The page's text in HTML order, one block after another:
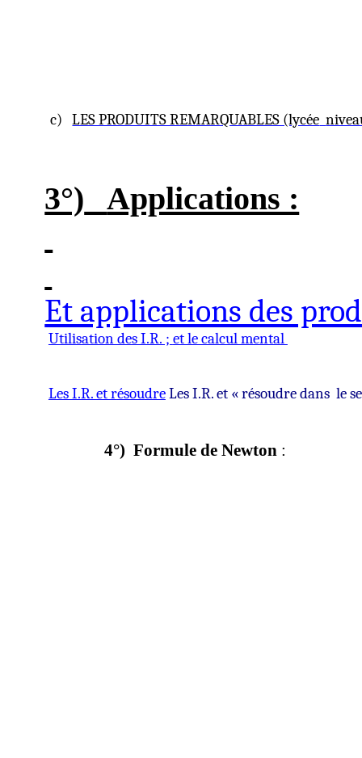
c) LES PRODUITS REMARQUABLES (lycée
3°) Applications :
Et applications des
Utilisation des I.R. ; et le calcul mental
Les I.R. et résoudreLes I.R. et « résoudre dans le
4°) Formule de Newton :